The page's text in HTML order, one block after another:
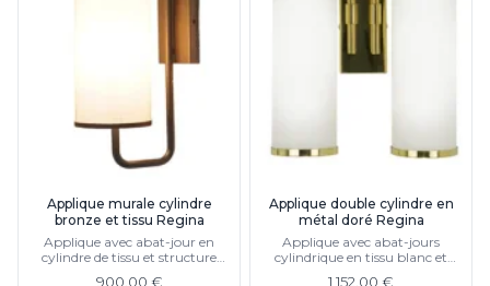
Applique murale cylindre
bronze et tissu Regina
Applique avec abat-jour en
cylindre de tissu et structure
900,00 €
Applique double cylindre en
métal doré Regina
Applique avec abat-jours
cylindrique en tissu blanc et
1 152,00 €